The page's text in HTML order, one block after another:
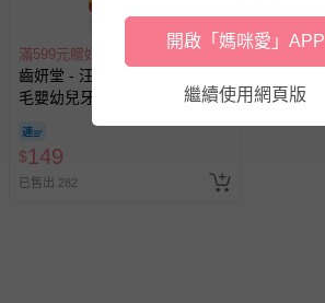
滿599元贈好禮
齒妍堂 - 汪汪隊立大功 小頭軟
毛嬰幼兒牙刷 (2入組)
$149
已售出 282
開啟「媽咪愛」APP
繼續使用網頁版